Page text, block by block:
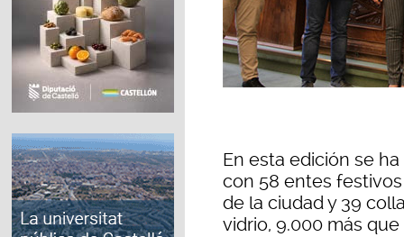
En esta edición se
con 58 entes
de la ciudad y 39
vidrio, 9.000 más